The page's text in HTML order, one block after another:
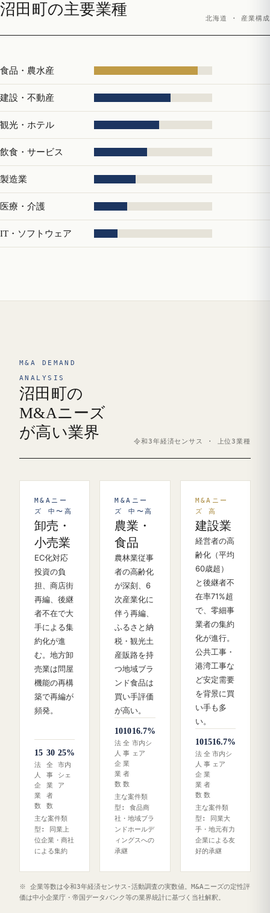
沼田町の主要業種
北海道 · 産業構成
食品・農水産
建設・不動産
観光・ホテル
飲食・サービス
製造業
医療・介護
IT・ソフトウェア
M&A DEMAND
ANALYSIS
沼田町の
M&Aニーズ
が高い業界
令和3年経済センサス · 上位3業種
M&Aニー
ズ 中〜高
卸売・
小売業
EC化対応
投資の負
担、商店街
再編、後継
者不在で大
手による集
約化が進
む。地方卸
売業は問屋
機能の再構
築で再編が
頻発。
15
法
人
企
業
数
30
全
事
業
者
数
25%
市内
シェ
ア
主な案件類
型: 同業上
位企業・商社
による集約
M&Aニー
ズ 中〜高
農業・
食品
農林業従事
者の高齢化
が深刻、6
次産業化に
伴う再編、
ふるさと納
税・観光土
産販路を持
つ地域ブラ
ンド食品は
買い手評価
が高い。
10
法
人
企
業
数
10
全
事
業
者
数
16.7%
市内シ
ェア
主な案件類
型: 食品商
社・地域ブラ
ンドホールデ
ィングスへの
承継
M&Aニー
ズ 高
建設業
経営者の高
齢化（平均
60歳超）
と後継者不
在率71%超
で、零細事
業者の集約
化が進行。
公共工事・
港湾工事な
ど安定需要
を背景に買
い手も多
い。
10
法
人
企
業
数
15
全
事
業
者
数
16.7%
市内シ
ェア
主な案件類
型: 同業大
手・地元有力
企業による友
好的承継
※ 企業等数は令和3年経済センサス‐活動調査の実数値。M&Aニーズの定性評
価は中小企業庁・帝国データバンク等の業界統計に基づく当社解釈。